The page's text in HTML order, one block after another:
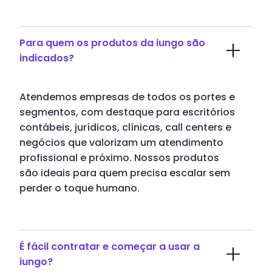
Para quem os produtos da iungo são
indicados?
Atendemos empresas de todos os portes e
segmentos, com destaque para escritórios
contábeis, jurídicos, clínicas, call centers e
negócios que valorizam um atendimento
profissional e próximo. Nossos produtos
são ideais para quem precisa escalar sem
perder o toque humano.
É fácil contratar e começar a usar a
iungo?